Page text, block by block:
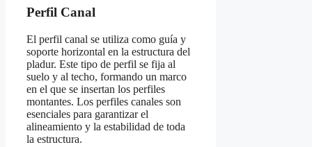
Perfil Canal
El perfil canal se utiliza como guía y
soporte horizontal en la estructura del
pladur. Este tipo de perfil se fija al
suelo y al techo, formando un marco
en el que se insertan los perfiles
montantes. Los perfiles canales son
esenciales para garantizar el
alineamiento y la estabilidad de toda
la estructura.